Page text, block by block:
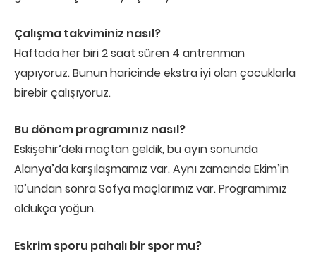
Çalışma takviminiz nasıl?
Haftada her biri 2 saat süren 4 antrenman
yapıyoruz. Bunun haricinde ekstra iyi olan çocuklarla
birebir çalışıyoruz.
Bu dönem programınız nasıl?
Eskişehir’deki maçtan geldik, bu ayın sonunda
Alanya’da karşılaşmamız var. Aynı zamanda Ekim’in
10’undan sonra Sofya maçlarımız var. Programımız
oldukça yoğun.
Eskrim sporu pahalı bir spor mu?